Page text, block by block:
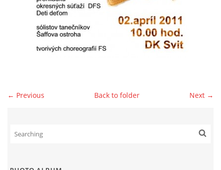
← Previous Next →
Back to folder